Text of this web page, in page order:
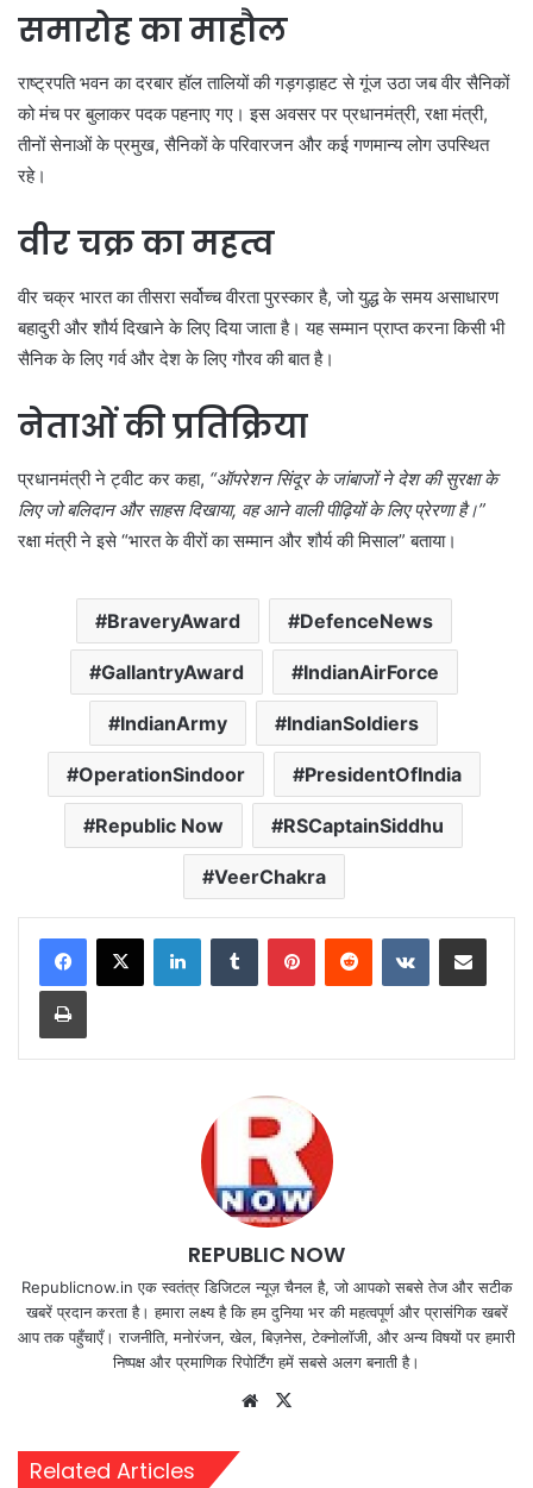
समारोह का माहौल
राष्ट्रपति भवन का दरबार हॉल तालियों की गड़गड़ाहट से गूंज उठा जब वीर सैनिकों
को मंच पर बुलाकर पदक पहनाए गए। इस अवसर पर प्रधानमंत्री, रक्षा मंत्री,
तीनों सेनाओं के प्रमुख, सैनिकों के परिवारजन और कई गणमान्य लोग उपस्थित
रहे।
वीर चक्र का महत्व
वीर चक्र भारत का तीसरा सर्वोच्च वीरता पुरस्कार है, जो युद्ध के समय असाधारण
बहादुरी और शौर्य दिखाने के लिए दिया जाता है। यह सम्मान प्राप्त करना किसी भी
सैनिक के लिए गर्व और देश के लिए गौरव की बात है।
नेताओं की प्रतिक्रिया
प्रधानमंत्री ने ट्वीट कर कहा, “ऑपरेशन सिंदूर के जांबाजों ने देश की सुरक्षा के
लिए जो बलिदान और साहस दिखाया, वह आने वाली पीढ़ियों के लिए प्रेरणा है।”
रक्षा मंत्री ने इसे “भारत के वीरों का सम्मान और शौर्य की मिसाल” बताया।
BraveryAward DefenceNews
GallantryAward IndianAirForce
IndianArmy IndianSoldiers
OperationSindoor PresidentOfIndia
Republic Now RSCaptainSiddhu
VeerChakra
LinkedInTumblr PinterestReddit VKontakteShare via Email
Print
REPUBLIC NOW
Republicnow.in एक स्वतंत्र डिजिटल न्यूज़ चैनल है, जो आपको सबसे तेज और सटीक
खबरें प्रदान करता है। हमारा लक्ष्य है कि हम दुनिया भर की महत्वपूर्ण और प्रासंगिक खबरें
आप तक पहुँचाएँ। राजनीति, मनोरंजन, खेल, बिज़नेस, टेक्नोलॉजी, और अन्य विषयों पर हमारी
निष्पक्ष और प्रमाणिक रिपोर्टिंग हमें सबसे अलग बनाती है।
Website
Related Articles